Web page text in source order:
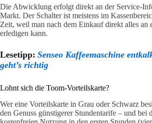
Die Abwicklung erfolgt direkt an der Service-
Markt. Der Schalter ist meistens im
Zeit, weil man nach dem Einkauf direkt alles an
erledigen kann.
Lesetipp: Senseo Kaffeemaschine
geht’s richtig
Lohnt sich die Toom-Vorteilskarte?
Wer eine Vorteilskarte in Grau oder Schwarz
den Genuss günstigerer Stundentarife – und bei